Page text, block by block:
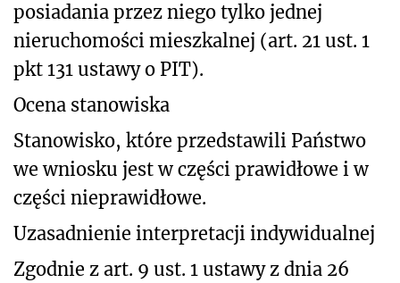
posiadania przez niego tylko jednej
nieruchomości mieszkalnej (art. 21 ust. 1
pkt 131 ustawy o PIT).
Ocena stanowiska
Stanowisko, które przedstawili Państwo
we wniosku jest w części prawidłowe i w
części nieprawidłowe.
Uzasadnienie interpretacji indywidualnej
Zgodnie z art. 9 ust. 1 ustawy z dnia 26